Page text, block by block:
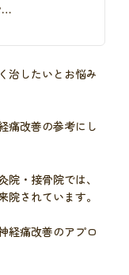
…
治したいとお悩み
痛改善の参考にし
・接骨院では、
されています。
経痛改善のアプロ